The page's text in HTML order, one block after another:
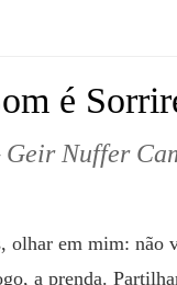
é
Geir Nuffer
a prenda.